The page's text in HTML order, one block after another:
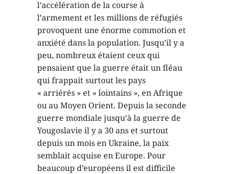
l’accélération de la course à
l’armement et les millions de réfugiés
provoquent une énorme commotion et
anxiété dans la population. Jusqu’il y a
peu, nombreux étaient ceux qui
pensaient que la guerre était un fléau
qui frappait surtout les pays
« arriérés » et « lointains », en Afrique
ou au Moyen Orient. Depuis la seconde
guerre mondiale jusqu’à la guerre de
Yougoslavie il y a 30 ans et surtout
depuis un mois en Ukraine, la paix
semblait acquise en Europe. Pour
beaucoup d’européens il est difficile